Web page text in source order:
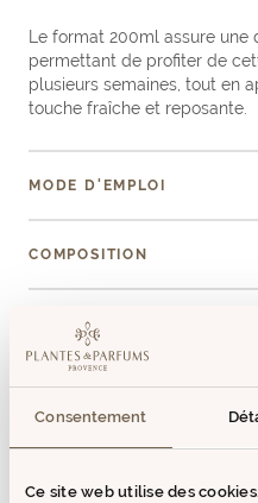
Consentement
Ce site web utilise des cookies.
Le format 200ml assure
permettant de profiter de
plusieurs semaines, tout en
touche fraîche et reposante.
MODE D'EMPLOI
COMPOSITION
+ D'INFOS
AVIS (0)